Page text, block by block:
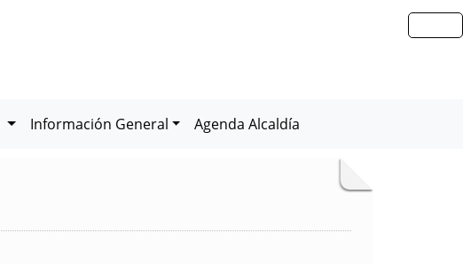
Información General Agenda Alcaldía